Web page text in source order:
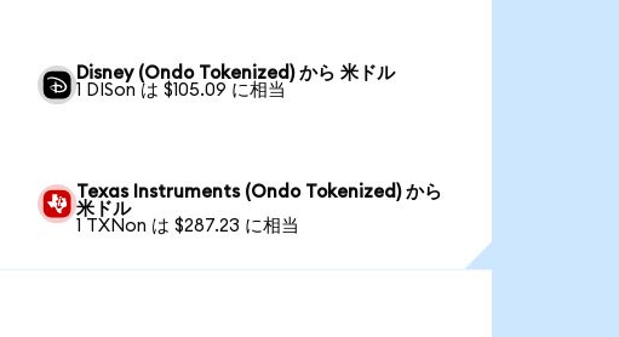
Disney (Ondo Tokenized) から 米ドル
1 DISon は $105.09 に相当
Texas Instruments (Ondo Tokenized) から
米ドル
1 TXNon は $287.23 に相当